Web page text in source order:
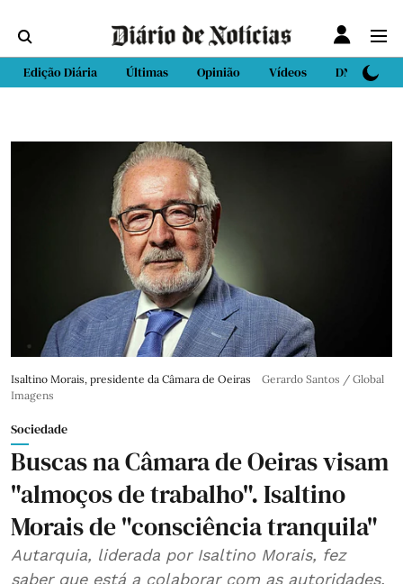
Edição Diária Últimas Opinião Vídeos DN Sport
Isaltino Morais, presidente da Câmara de Oeiras
Gerardo Santos / Global
Imagens
Sociedade
Buscas na Câmara de Oeiras visam
"almoços de trabalho". Isaltino
Morais de "consciência tranquila"
Autarquia, liderada por Isaltino Morais, fez
saber que está a colaborar com as autoridades.